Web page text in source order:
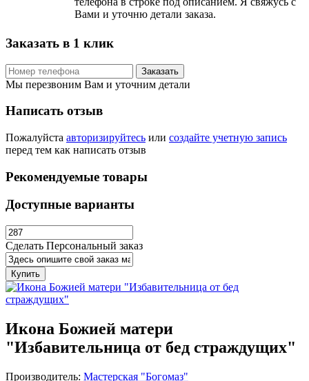
Вами и уточню детали заказа.
Заказать в 1 клик
Заказать
Мы перезвоним Вам и уточним детали
Написать отзыв
Пожалуйста авторизируйтесь или создайте учетную запись
перед тем как написать отзыв
Рекомендуемые товары
Доступные варианты
Сделать Персональный заказ
Купить
Икона Божией матери
"Избавительница от бед страждущих"
Производитель: Мастерская "Богомаз"